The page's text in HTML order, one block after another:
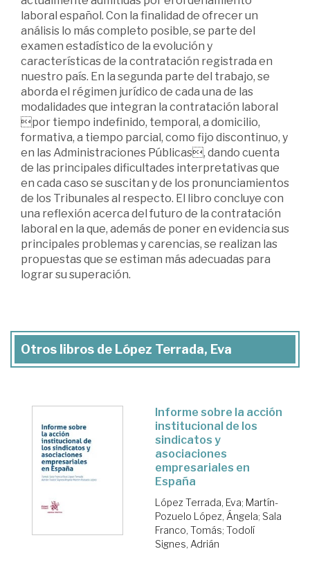
laboral español. Con la finalidad de ofrecer un
análisis lo más completo posible, se parte del
examen estadístico de la evolución y
características de la contratación registrada en
nuestro país. En la segunda parte del trabajo, se
aborda el régimen jurídico de cada una de las
modalidades que integran la contratación laboral
por tiempo indefinido, temporal, a domicilio,
formativa, a tiempo parcial, como fijo discontinuo, y
en las Administraciones Públicas, dando cuenta
de las principales dificultades interpretativas que
en cada caso se suscitan y de los pronunciamientos
de los Tribunales al respecto. El libro concluye con
una reflexión acerca del futuro de la contratación
laboral en la que, además de poner en evidencia sus
principales problemas y carencias, se realizan las
propuestas que se estiman más adecuadas para
lograr su superación.
Otros libros de López Terrada, Eva
Informe sobre la acción
institucional de los
sindicatos y
asociaciones
empresariales en
España
López Terrada, Eva; Martín-
Pozuelo López, Ángela; Sala
Franco, Tomás; Todolí
Signes, Adrián